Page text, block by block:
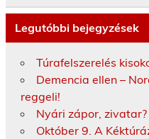
Legutóbbi bejegyzések
Túrafelszerelés
Demencia ellen –
reggeli!
Nyári zápor, zivatar?
Október 9. A